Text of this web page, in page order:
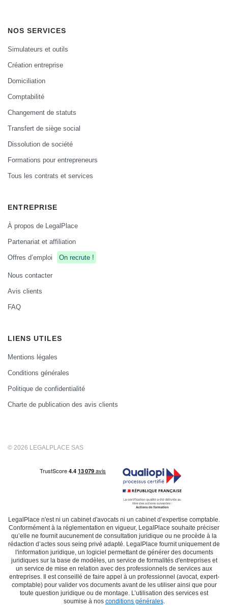
NOS SERVICES
Simulateurs et outils
Création entreprise
Domiciliation
Comptabilité
Changement de statuts
Transfert de siège social
Dissolution de société
Formations pour entrepreneurs
Tous les contrats et services
ENTREPRISE
À propos de LegalPlace
Partenariat et affiliation
Offres d’emploi
On recrute !
Nous contacter
Avis clients
FAQ
LIENS UTILES
Mentions légales
Conditions générales
Politique de confidentialité
Charte de publication des avis clients
© 2026 LEGALPLACE SAS
LegalPlace n'est ni un cabinet d'avocats ni un cabinet d’expertise comptable.
Conformément à la réglementation en vigueur, LegalPlace souhaite préciser
qu’elle ne fournit aucunement de consultation juridique ou ne procède à la
rédaction d’actes sous seing privé adapté. LegalPlace fournit uniquement de
l'information juridique, un logiciel permettant de générer des documents
juridiques sur la base de modèles, un service de formalités d'entreprises et
un service de mise en relation avec des professionnels de services aux
entreprises. Il est conseillé de faire appel à un professionnel (avocat, expert-
comptable) pour valider vos documents avant de les utiliser ainsi que pour
toute question juridique ou de montage. L’utilisation des services est
soumise à nos conditions générales.